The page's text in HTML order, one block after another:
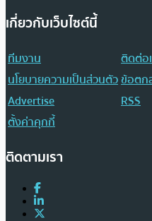
เกี่ยวกับเว็บไซต์นี้
ทีมงาน
ติดต่อ
นโยบายความเป็นส่วนตัวข้อตก
Advertise
RSS
ตั้งค่าคุกกี้
ติดตามเรา